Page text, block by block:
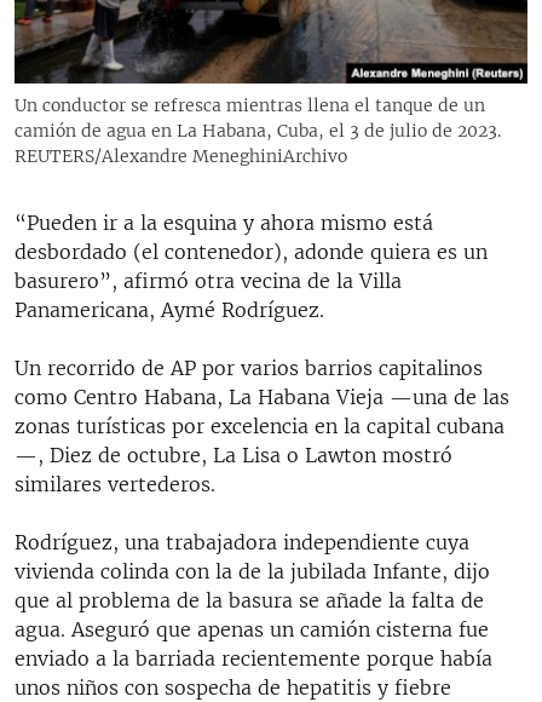
Un conductor se refresca mientras llena el tanque de un
camión de agua en La Habana, Cuba, el 3 de julio de 2023.
REUTERS/Alexandre MeneghiniArchivo
“Pueden ir a la esquina y ahora mismo está
desbordado (el contenedor), adonde quiera es un
basurero”, afirmó otra vecina de la Villa
Panamericana, Aymé Rodríguez.
Un recorrido de AP por varios barrios capitalinos
como Centro Habana, La Habana Vieja —una de las
zonas turísticas por excelencia en la capital cubana
—, Diez de octubre, La Lisa o Lawton mostró
similares vertederos.
Rodríguez, una trabajadora independiente cuya
vivienda colinda con la de la jubilada Infante, dijo
que al problema de la basura se añade la falta de
agua. Aseguró que apenas un camión cisterna fue
enviado a la barriada recientemente porque había
unos niños con sospecha de hepatitis y fiebre